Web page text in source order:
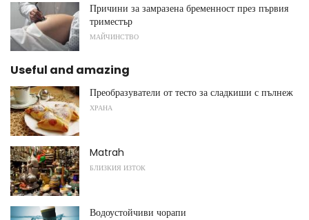
Причини за замразена бременност през първия
триместър
МАЙЧИНСТВО
Useful and amazing
Преобразуватели от тесто за сладкиши с пълнеж
ХРАНА
Matrah
БЛИЗКИЯ ИЗТОК
Водоустойчиви чорапи